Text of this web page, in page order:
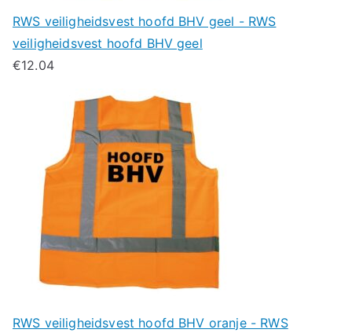
RWS veiligheidsvest hoofd BHV geel - RWS
veiligheidsvest hoofd BHV geel
€12.04
RWS veiligheidsvest hoofd BHV oranje - RWS